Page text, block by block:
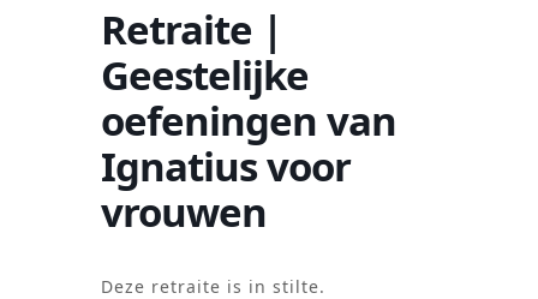
Retraite |
Geestelijke
oefeningen van
Ignatius voor
vrouwen
Deze retraite is in stilte.